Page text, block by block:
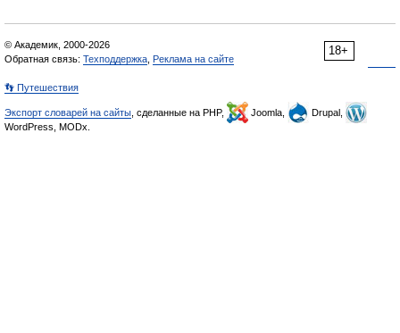
18+
© Академик, 2000-2026
Обратная связь: Техподдержка Реклама на сайте
👣 Путешествия
Экспорт словарей на сайты , сделанные на PHP, Joomla,
Drupal,
WordPress, MODx.